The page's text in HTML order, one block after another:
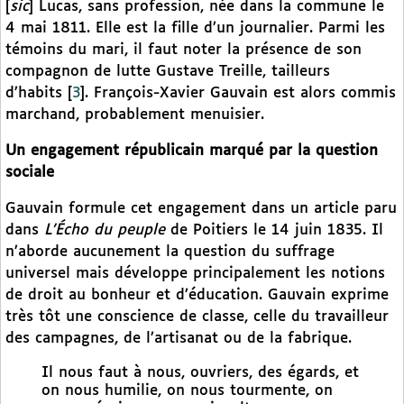
sic] Lucas, sans profession, née dans la commune le
4 mai 1811. Elle est la fille d’un journalier. Parmi les
témoins du mari, il faut noter la présence de son
compagnon de lutte Gustave Treille, tailleurs
d’habits
3 . François-Xavier Gauvain est alors commis
marchand, probablement menuisier.
Un engagement républicain marqué par la question
sociale
Gauvain formule cet engagement dans un article paru
dans L’Écho du peuplede Poitiers le 14 juin 1835. Il
n’aborde aucunement la question du suffrage
universel mais développe principalement les notions
de droit au bonheur et d’éducation. Gauvain exprime
très tôt une conscience de classe, celle du travailleur
des campagnes, de l’artisanat ou de la fabrique.
Il nous faut à nous, ouvriers, des égards, et
on nous humilie, on nous tourmente, on